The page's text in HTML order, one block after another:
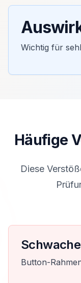
Wichtig für
Häufige
Diese
Button-